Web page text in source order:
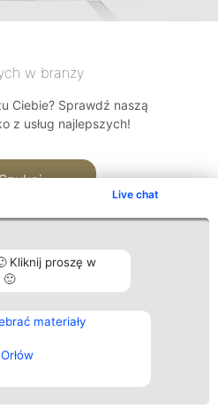
Live chat
Kliknij proszę w
materiały
w branży
Ciebie? Sprawdź naszą
z usług najlepszych!
Kontakt
Kontakt